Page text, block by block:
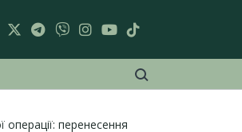
операції: перенесення